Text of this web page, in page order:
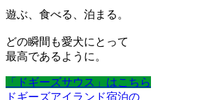
遊ぶ、食べる、泊まる。
どの瞬間も愛犬にとって
最高であるように。
「ドギーズサウス」はこちら
ドギーズアイランド宿泊の